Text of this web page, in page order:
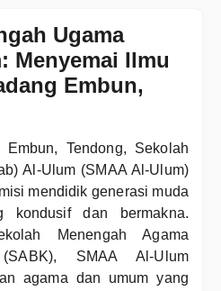
Ugama
Menyemai Ilmu
Embun,
Tendong, Sekolah
Al-Ulum (SMAA Al-Ulum)
mendidik generasi muda
kondusif dan bermakna.
Menengah Agama
SMAA Al-Ulum
agama dan umum yang